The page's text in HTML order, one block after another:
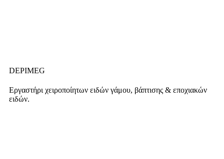
DEPIMEG
Εργαστήρι χειροποίητων ειδών γάμου, βάπτισης & εποχιακών
ειδών.